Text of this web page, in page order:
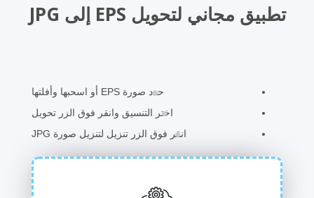
تطبيق مجاني لتحويل EPS إلى JPG
حدد صورة EPS أو اسحبها وأفلتها
اختر التنسيق وانقر فوق الزر تحويل
انقر فوق الزر تنزيل لتنزيل صورة JPG